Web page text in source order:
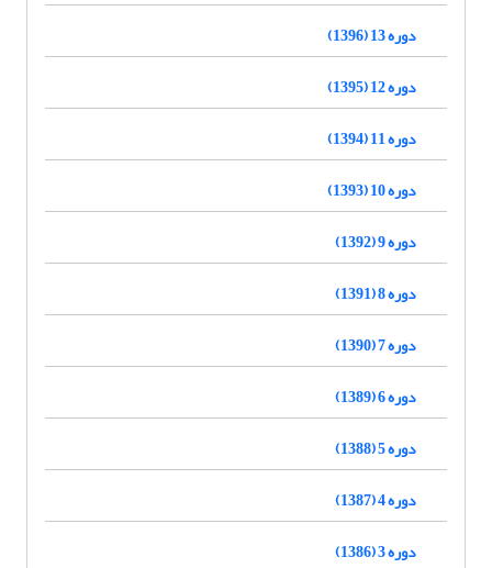
دوره 13 (1396)
دوره 12 (1395)
دوره 11 (1394)
دوره 10 (1393)
دوره 9 (1392)
دوره 8 (1391)
دوره 7 (1390)
دوره 6 (1389)
دوره 5 (1388)
دوره 4 (1387)
دوره 3 (1386)